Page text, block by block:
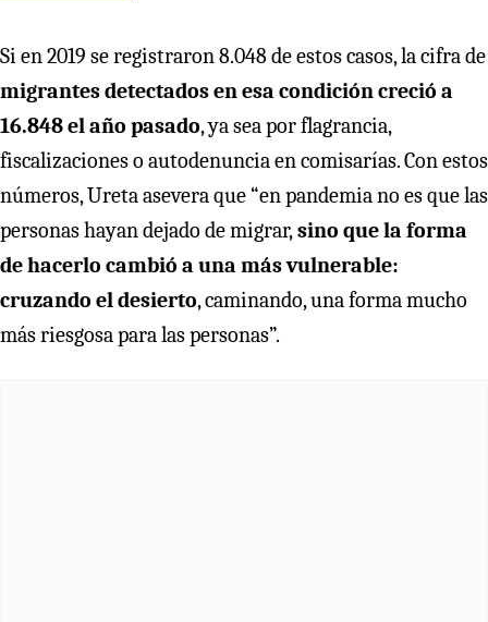
Si en 2019 se registraron 8.048 de estos casos, la cifra de
migrantes detectados en esa condición creció a
16.848 el año pasado, ya sea por flagrancia,
fiscalizaciones o autodenuncia en comisarías. Con estos
números, Ureta asevera que “en pandemia no es que las
personas hayan dejado de migrar,sino que la forma
de hacerlo cambió a una más vulnerable:
cruzando el desierto, caminando, una forma mucho
más riesgosa para las personas”.